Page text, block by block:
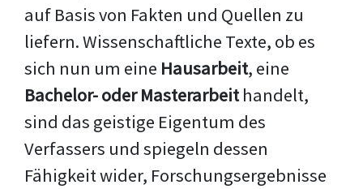
auf Basis von Fakten und Quellen zu
liefern. Wissenschaftliche Texte, ob es
sich nun um eine Hausarbeit, eine
Bachelor- oder Masterarbeithandelt,
sind das geistige Eigentum des
Verfassers und spiegeln dessen
Fähigkeit wider, Forschungsergebnisse